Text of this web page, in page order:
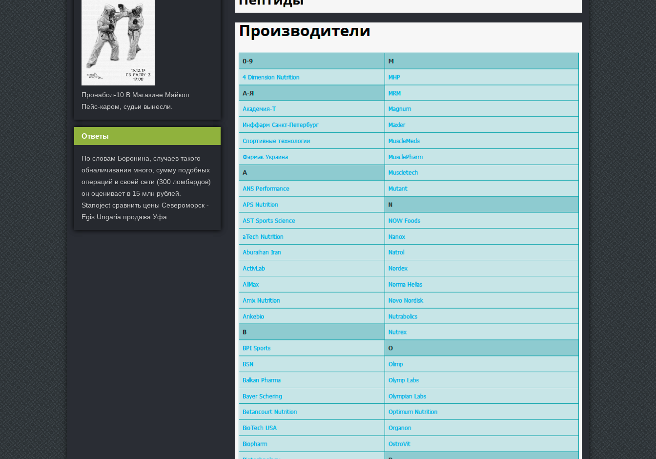
Пронабол-10 В Магазине Майкоп
Пейс-каром, судьи вынесли.
Ответы
По словам Боронина, случаев такого
обналичивания много, сумму подобных
операций в своей сети (300 ломбардов)
он оценивает в 15 млн рублей.
Stanoject сравнить цены Североморск -
Egis Ungaria продажа Уфа.